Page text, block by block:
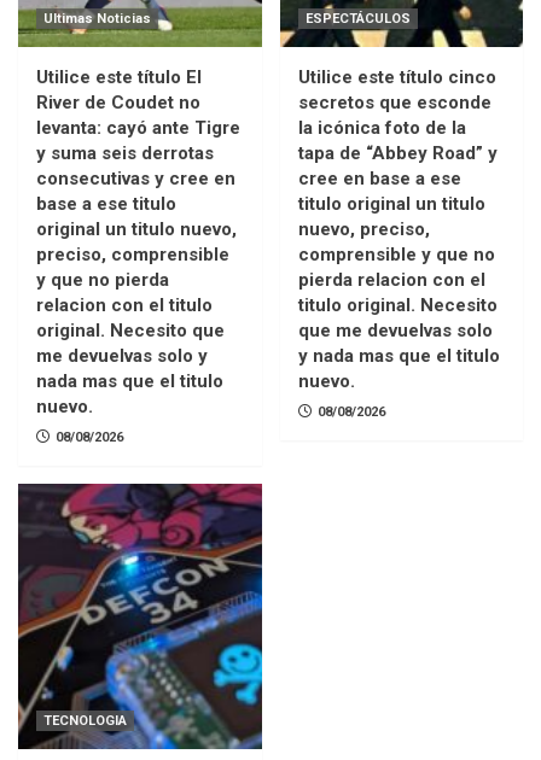
Ultimas Noticias
Utilice este título El
River de Coudet no
levanta: cayó ante Tigre
y suma seis derrotas
consecutivas y cree en
base a ese titulo
original un titulo nuevo,
preciso, comprensible
y que no pierda
relacion con el titulo
original. Necesito que
me devuelvas solo y
nada mas que el titulo
nuevo.
08/08/2026
ESPECTÁCULOS
Utilice este título cinco
secretos que esconde
la icónica foto de la
tapa de “Abbey Road” y
cree en base a ese
titulo original un titulo
nuevo, preciso,
comprensible y que no
pierda relacion con el
titulo original. Necesito
que me devuelvas solo
y nada mas que el titulo
nuevo.
08/08/2026
TECNOLOGIA